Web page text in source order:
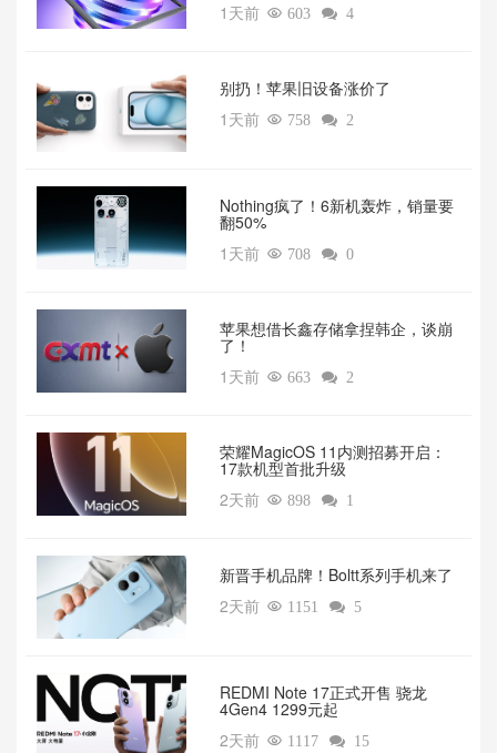
1天前  603  4
别扔！苹果旧设备涨价了‌
1天前  758  2
‌Nothing疯了！6新机轰炸，销量要
翻50%‌
1天前  708  0
苹果想借长鑫存储拿捏韩企，谈崩
了！
1天前  663  2
荣耀MagicOS 11内测招募开启：
17款机型首批升级
2天前  898  1
新晋手机品牌！Boltt系列手机来了
2天前  1151  5
REDMI Note 17正式开售 骁龙
4Gen4 1299元起
2天前  1117  15